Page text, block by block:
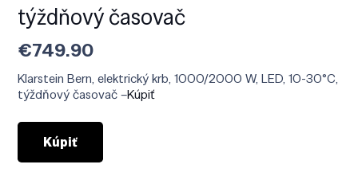
týždňový časovač
€749.90
Klarstein Bern, elektrický krb, 1000/2000 W, LED, 10-30°C,
týždňový časovač –Kúpiť
Kúpiť